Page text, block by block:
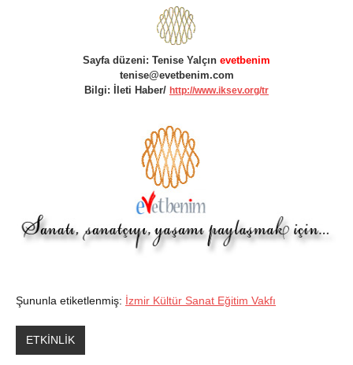
Sayfa düzeni: Tenise Yalçın evetbenim
tenise@evetbenim.com
Bilgi: İleti Haber/ http://www.iksev.org/tr
Şununla etiketlenmiş: İzmir Kültür Sanat Eğitim Vakfı
ETKİNLİK